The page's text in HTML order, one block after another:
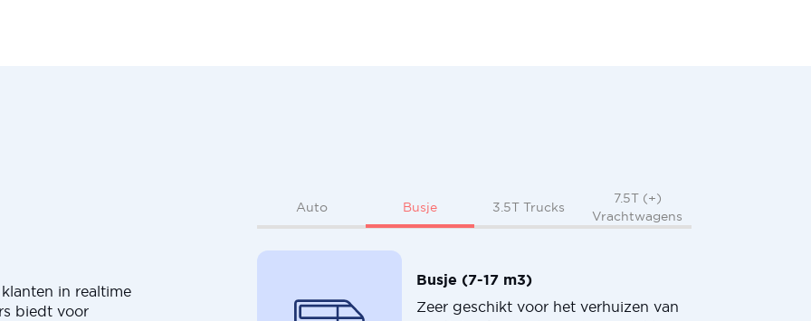
in realtime
biedt voor
Auto Busje 3.5T Trucks
7.5T (+)
Vrachtwagens
Busje (7-17 m3)
Zeer geschikt voor het verhuizen van